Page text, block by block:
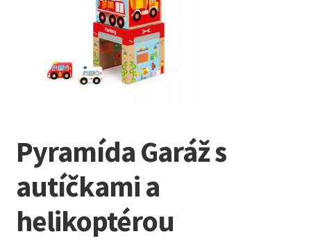
Pyramída Garáž s
autíčkami a
helikoptérou